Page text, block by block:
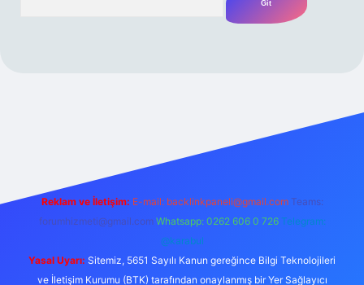
m elexbet
Reklam ve İletişim: E-mail: backlinkpaneli@gmail.com Teams:
forumhizmeti@gmail.com Whatsapp: 0262 606 0 726 Telegram:
@karabul
Yasal Uyarı: Sitemiz, 5651 Sayılı Kanun gereğince Bilgi Teknolojileri
ve İletişim Kurumu (BTK) tarafından onaylanmış bir Yer Sağlayıcı